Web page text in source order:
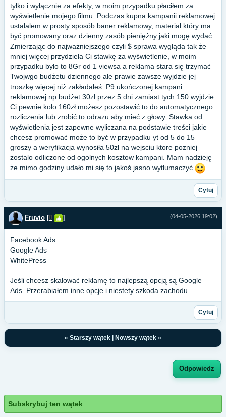
tylko i wyłącznie za efekty, w moim przypadku płaciłem za
wyświetlenie mojego filmu. Podczas kupna kampanii reklamowej
ustalalem w prosty sposób baner reklamowy, materiał który ma
być promowany oraz dzienny zasób pieniężny jaki mogę wydać.
Zmierzając do najważniejszego czyli $ sprawa wygląda tak że
mniej więcej przydziela Ci stawkę za wyświetlenie, w moim
przypadku było to 8Gr od 1 viewsa a reklama stara się trzymać
Twojwgo budżetu dziennego ale prawie zawsze wyjdzie jej
troszkę więcej niż zakładałeś. P9 ukończonej kampani
reklamowej np budżet 30zł przez 5 dni zamiast tych 150 wyjdzie
Ci pewnie koło 160zł możesz pozostawić to do automatycznego
rozliczenia lub zrobić to odrazu aby mieć z głowy. Stawka od
wyświetlenia jest zapewne wyliczana na podstawie treści jakie
chcesz promować może to być w przypadku yt od 5 do 15
groszy a weryfikacja wynosiła 50zł na wejsciu ktore pozniej
zostalo odliczone od ogolnych kosztow kampani. Mam nadzieję
że mimo godziny udało mi się to jakoś jasno wytłumaczyć
Cytuj
(04-05-2026 19:02)
Fruvio [0 ]
Facebook Ads
Google Ads
WhitePress
Jeśli chcesz skalować reklamę to najlepszą opcją są Google
Ads. Przerabiałem inne opcje i niestety szkoda zachodu.
Cytuj
« Starszy wątek | Nowszy wątek »
Odpowiedz
Subskrybuj ten wątek